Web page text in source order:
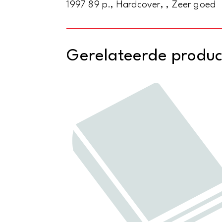
1997 89 p., Hardcover, , Zeer goed
Gerelateerde